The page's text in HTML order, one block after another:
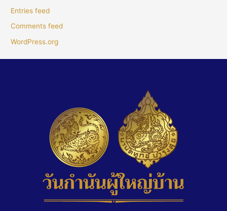
Entries feed
Comments feed
WordPress.org